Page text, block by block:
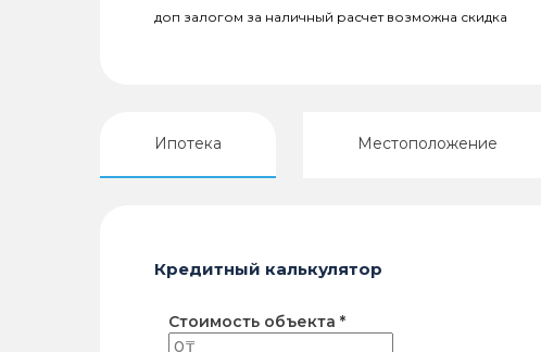
доп залогом за наличный расчет возможна скидка
Ипотека Местоположение
Кредитный калькулятор
Стоимость объекта *